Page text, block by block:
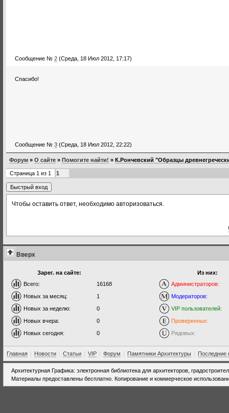
Сообщение № 2 (Среда, 18 Июл 2012, 17:17)
Спасибо!
Сообщение № 3 (Среда, 18 Июл 2012, 22:22)
Форум » О сайте » Помогите найти! » К.Рончевский "Образцы
Страница 1 из 1 1
Чтобы оставить ответ, необходимо авторизоваться.
Вверх
Зарег. на сайте:
Всего:
16168
Новых за месяц:
1
Новых за неделю:
0
Новых вчера:
0
Новых сегодня:
0
Из них:
Администраторов:
Модераторов:
VIP пользователей:
Проверенных:
Рядовых:
Главная | Новости | Статьи | VIP | Форум | Памятники Архитектуры | Последние
Архитектурная Графика: электронная библиотека для архитекторов,
Материалы предоставлены бесплатно. Копирование и коммерческое